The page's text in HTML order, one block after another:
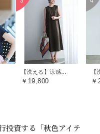
【洗える】涼感ノースリーブワンピース
￥19,800
投資する「秋色アイテ